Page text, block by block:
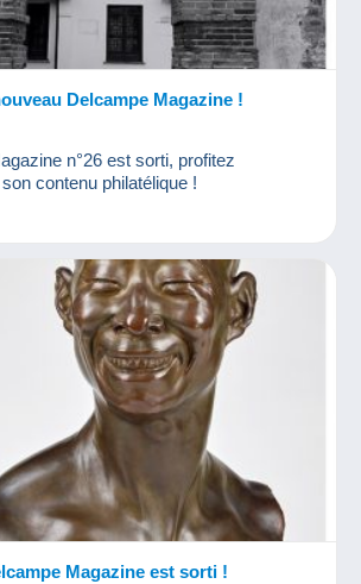
Delcampe Magazine !
n°26 est sorti, profitez
contenu philatélique !
Magazine est sorti !